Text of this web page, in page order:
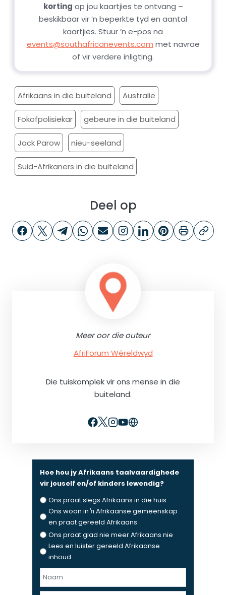
korting op jou kaartjies te ontvang –
beskikbaar vir ’n beperkte tyd en aantal
kaartjies. Stuur ’n e-pos na
events@southafricanevents.com met navrae
of vir verdere inligting.
Afrikaans in die buiteland Australië
Fokofpolisiekar gebeure in die buiteland
Jack Parow nieu-seeland
Suid-Afrikaners in die buiteland
Deel op
Meer oor die outeur
AfriForum Wêreldwyd
Die tuiskomplek vir ons mense in die
buiteland.
Hoe hou jy Afrikaans taalvaardighede
vir jouself en/of kinders lewendig?
Ons praat slegs Afrikaans in die huis
Ons woon in ŉ Afrikaanse gemeenskap
en praat gereeld Afrikaans
Ons praat glad nie meer Afrikaans nie
Lees en luister gereeld Afrikaanse
inhoud
N